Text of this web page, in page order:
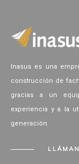
Inasus es una
construcción de
gracias a un
experiencia y a la
generación.